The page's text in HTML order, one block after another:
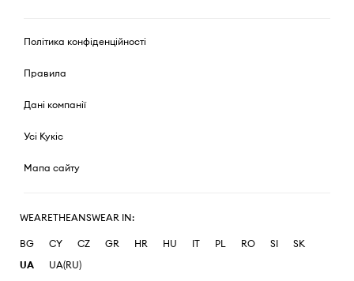
Політика конфіденційності
Правила
Дані компанії
Усі Кукіс
Мапа сайту
WEARETHEANSWEAR IN:
BG CY CZ GR HR HU IT PL RO SI
SK
UA
UA(RU)